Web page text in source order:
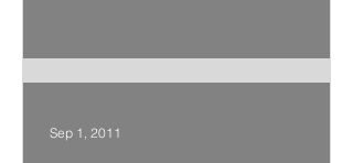
Sep 1, 2011